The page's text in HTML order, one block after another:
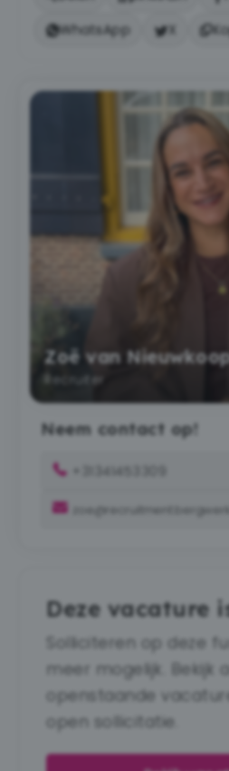
WhatsApp
X
Zoë van
Recruiter
Neem contact op!
Deze vacature
Solliciteren op deze
meer mogelijk. Bekijk
openstaande
open sollicitatie.